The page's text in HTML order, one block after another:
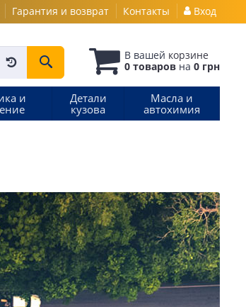
Гарантия и возврат Контакты Вход
В вашей корзине
0 товаров на 0 грн
и
Детали
кузова
Масла и
автохимия